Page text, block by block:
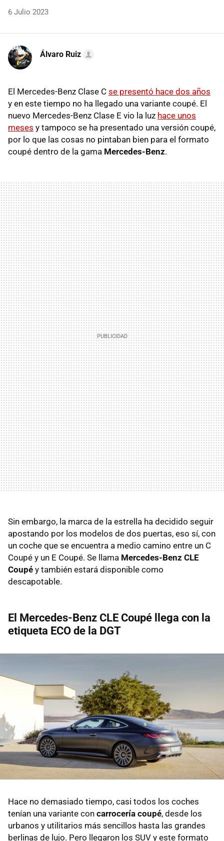
6 Julio 2023
Álvaro Ruiz
El Mercedes-Benz Clase C se presentó hace dos años
y en este tiempo no ha llegado una variante coupé. El
nuevo Mercedes-Benz Clase E vio la luz hace unos
meses y tampoco se ha presentado una versión coupé,
por lo que las cosas no pintaban bien para el formato
coupé dentro de la gama Mercedes-Benz.
Sin embargo, la marca de la estrella ha decidido seguir
apostando por los modelos de dos puertas, eso sí, con
un coche que se encuentra a medio camino entre un C
Coupé y un E Coupé. Se llama Mercedes-Benz CLE
Coupé y también estará disponible como
descapotable.
El Mercedes-Benz CLE Coupé llega con la
etiqueta ECO de la DGT
Hace no demasiado tiempo, casi todos los coches
tenían una variante con carrocería coupé, desde los
urbanos y utilitarios más sencillos hasta las grandes
berlinas de lujo. Pero llegaron los SUV y este formato